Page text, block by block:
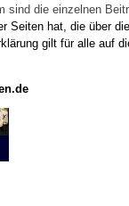
die einzelnen
Seiten hat, die über
gilt für alle auf